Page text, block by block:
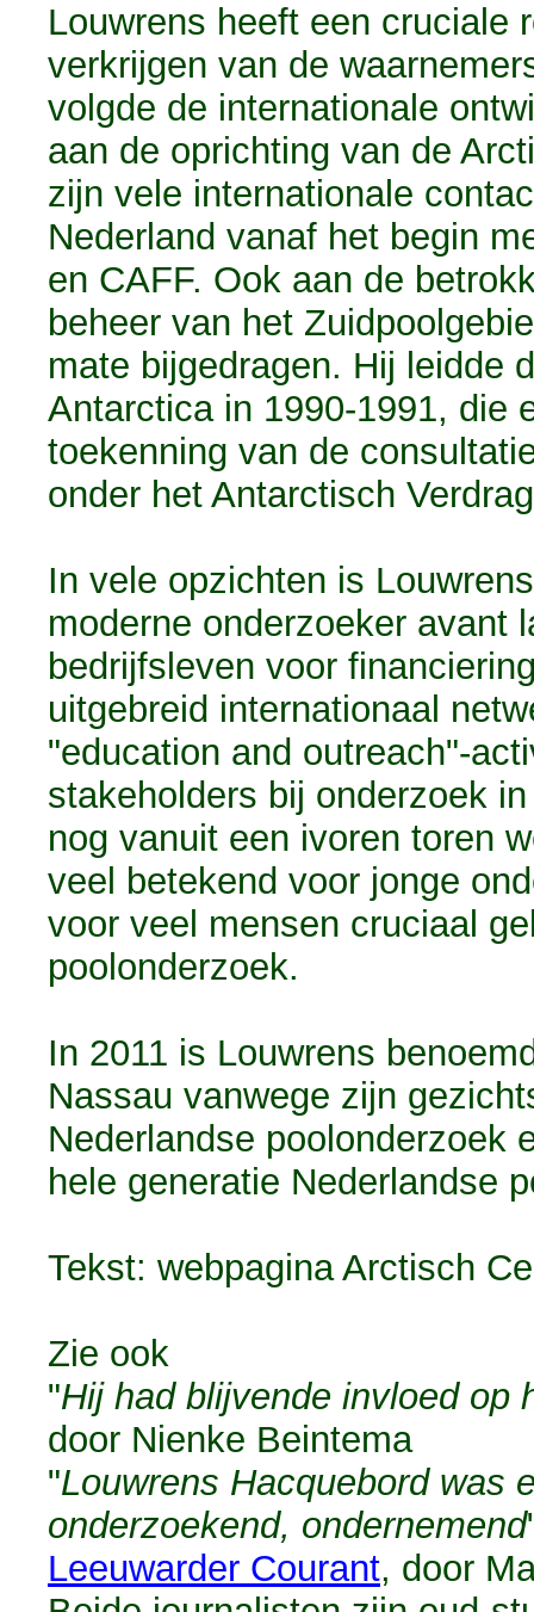
Louwrens heeft een cruciale
verkrijgen van de
volgde de internationale
aan de oprichting van de
zijn vele internationale
Nederland vanaf het begin
en CAFF. Ook aan de
beheer van het
mate bijgedragen. Hij leidde
Antarctica in 1990-1991, die
toekenning van de
onder het Antarctisch
In vele opzichten is
moderne onderzoeker avant
bedrijfsleven voor
uitgebreid internationaal
"education and outreach"-
stakeholders bij onderzoek
nog vanuit een ivoren toren
veel betekend voor jonge
voor veel mensen cruciaal
poolonderzoek.
In 2011 is Louwrens
Nassau vanwege zijn
Nederlandse poolonderzoek
hele generatie Nederlandse
Tekst: webpagina Arctisch
Zie ook
"Hij had blijvende invloed op
door Nienke Beintema
"Louwrens Hacquebord was
onderzoekend, ondernemend
Leeuwarder Courant, door